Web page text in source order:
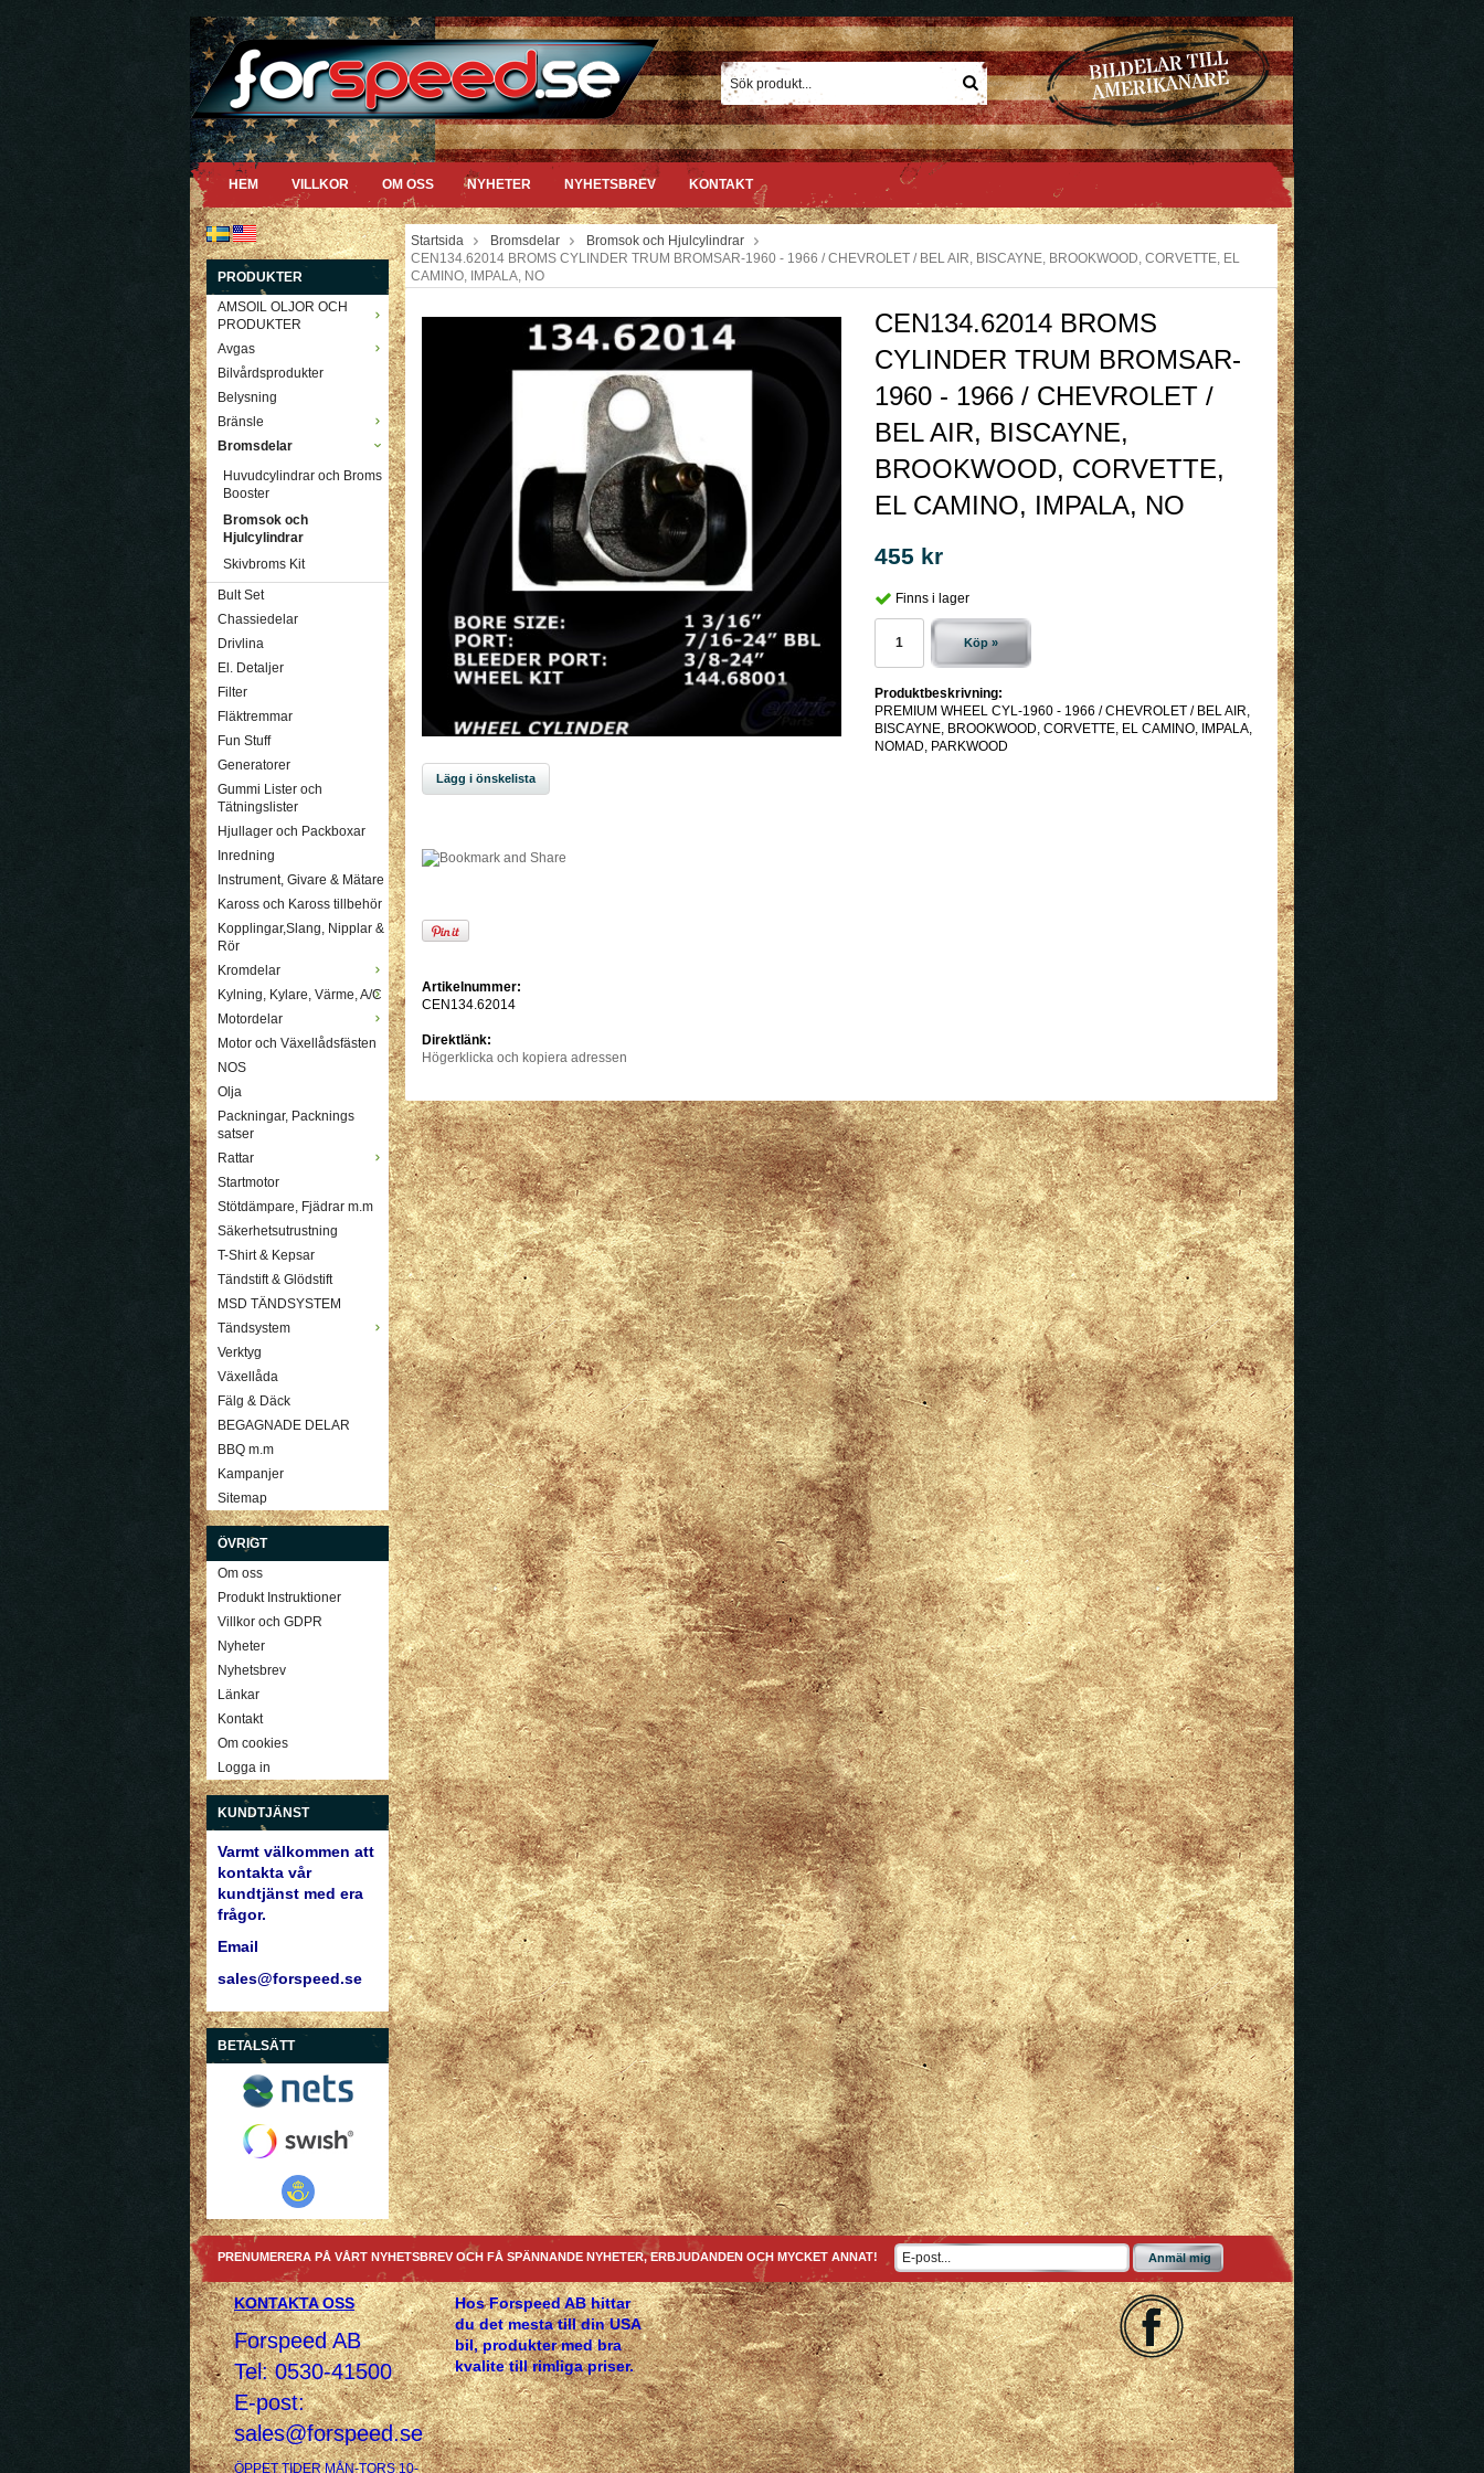
HEM VILLKOR OM OSS NYHETER NYHETSBREV KONTAKT
PRODUKTER
AMSOIL OLJOR OCH
PRODUKTER
Avgas
Bilvårdsprodukter
Belysning
Bränsle
Bromsdelar
Huvudcylindrar och Broms
Booster
Bromsok och
Hjulcylindrar
Skivbroms Kit
Bult Set
Chassiedelar
Drivlina
El. Detaljer
Filter
Fläktremmar
Fun Stuff
Generatorer
Gummi Lister och
Tätningslister
Hjullager och Packboxar
Inredning
Instrument, Givare & Mätare
Kaross och Kaross tillbehör
Kopplingar,Slang, Nipplar &
Rör
Kromdelar
Kylning, Kylare, Värme, A/C
Motordelar
Motor och Växellådsfästen
NOS
Olja
Packningar, Packnings
satser
Rattar
Startmotor
Stötdämpare, Fjädrar m.m
Säkerhetsutrustning
T-Shirt & Kepsar
Tändstift & Glödstift
MSD TÄNDSYSTEM
Tändsystem
Verktyg
Växellåda
Fälg & Däck
BEGAGNADE DELAR
BBQ m.m
Kampanjer
Sitemap
ÖVRIGT
Om oss
Produkt Instruktioner
Villkor och GDPR
Nyheter
Nyhetsbrev
Länkar
Kontakt
Om cookies
Logga in
KUNDTJÄNST
Varmt välkommen att
kontakta vår
kundtjänst med era
frågor.
Email
sales@forspeed.se
BETALSÄTT
Startsida Bromsdelar
Bromsok och Hjulcylindrar
CEN134.62014 BROMS CYLINDER TRUM BROMSAR-1960 - 1966 / CHEVROLET / BEL AIR, BISCAYNE, BROOKWOOD, CORVETTE, EL
CAMINO, IMPALA, NO
Lägg i önskelista
Artikelnummer:
CEN134.62014
Direktlänk:
Högerklicka och kopiera adressen
CEN134.62014 BROMS
CYLINDER TRUM BROMSAR-
1960 - 1966 / CHEVROLET /
BEL AIR, BISCAYNE,
BROOKWOOD, CORVETTE,
EL CAMINO, IMPALA, NO
455 kr
Finns i lager
Köp »
Produktbeskrivning:
PREMIUM WHEEL CYL-1960 - 1966 / CHEVROLET / BEL AIR,
BISCAYNE, BROOKWOOD, CORVETTE, EL CAMINO, IMPALA,
NOMAD, PARKWOOD
PRENUMERERA PÅ VÅRT NYHETSBREV OCH FÅ SPÄNNANDE NYHETER, ERBJUDANDEN OCH MYCKET ANNAT! Anmäl mig
KONTAKTA OSS
Forspeed AB
Tel: 0530-41500
E-post:
sales@forspeed.se
ÖPPET TIDER MÅN-TORS 10-
Hos Forspeed AB hittar
du det mesta till din USA
bil, produkter med bra
kvalite till rimliga priser.